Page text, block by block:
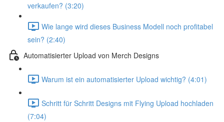
verkaufen? (3:20)
Wie lange wird dieses Business Modell noch profitabel
sein? (2:40)
Automatisierter Upload von Merch Designs
Warum ist ein automatisierter Upload wichtig? (4:01)
Schritt für Schritt Designs mit Flying Upload hochladen
(7:04)